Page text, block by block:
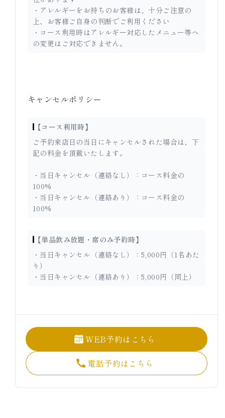
・アレルギーをお持ちのお客様は、十分ご注意の
上、お客様ご自身の判断でご利用ください
・コース利用時はアレルギー対応したメニュー等へ
の変更はご対応できません。
キャンセルポリシー
【コース利用時】
ご予約来店日の当日にキャンセルされた場合は、下
記の料金を頂戴いたします。
・当日キャンセル（連絡なし）：コース料金の
100%
・当日キャンセル（連絡あり）：コース料金の
100%
【単品飲み放題・席のみ予約時】
・当日キャンセル（連絡なし）：5,000円（1名あた
り）
・当日キャンセル（連絡あり）：5,000円（同上）
WEB予約はこちら
電話予約はこちら